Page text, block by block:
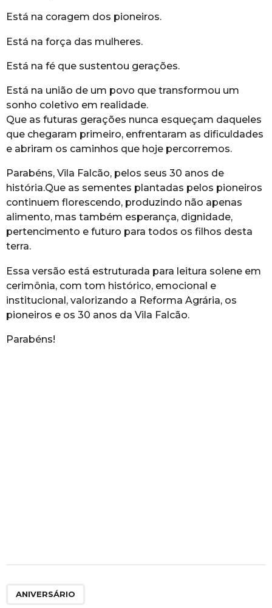
Está na coragem dos pioneiros.
Está na força das mulheres.
Está na fé que sustentou gerações.
Está na união de um povo que transformou um
sonho coletivo em realidade.
Que as futuras gerações nunca esqueçam daqueles
que chegaram primeiro, enfrentaram as dificuldades
e abriram os caminhos que hoje percorremos.
Parabéns, Vila Falcão, pelos seus 30 anos de
história.Que as sementes plantadas pelos pioneiros
continuem florescendo, produzindo não apenas
alimento, mas também esperança, dignidade,
pertencimento e futuro para todos os filhos desta
terra.
Essa versão está estruturada para leitura solene em
cerimônia, com tom histórico, emocional e
institucional, valorizando a Reforma Agrária, os
pioneiros e os 30 anos da Vila Falcão.
Parabéns!
ANIVERSÁRIO